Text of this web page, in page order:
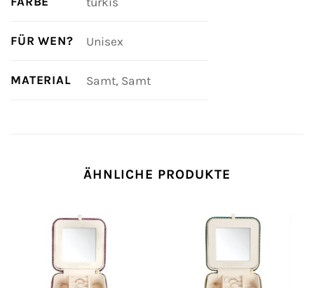
FÜR WEN? Unisex
MATERIAL Samt, Samt
ÄHNLICHE PRODUKTE